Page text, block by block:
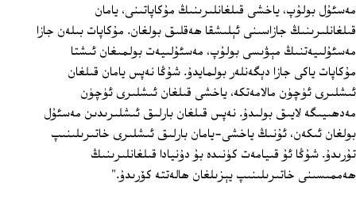
مەسئۇل بولۇپ، ياخشى قىلغانلىرىنىڭ مۇكاپاتىنى، يامان
قىلغانلىرىنىڭ جازاسىنى ئېلىشقا ھەقلىق بولغان. مۇكاپات بىلەن جازا
مەسئۇلىيەتنىڭ مېۋىسى بولۇپ، مەسئۇلىيەت بولمىغان ئىشتا
مۇكاپات ياكى جازا دېگەنلەر بولمايدۇ. شۇڭا نەپس يامان قىلغان
ئىشلىرى ئۈچۈن مالامەتكە، ياخشى قىلغان ئىشلىرى ئۈچۈن
مەدھىيىگە لايىق بولىدۇ. نەپس قىلغان بارلىق ئىشلىرىدىن مەسئۇل
بولغان ئىكەن، ئۇنىڭ ياخشى-يامان بارلىق ئىشلىرى خاتىرىلىنىپ
تۇرىدۇ. شۇڭا ئۇ قىيامەت كۈنىدە بۇ دۇنيادا قىلغانلىرىنىڭ
ھەممىسىنى خاتىرىلىنىپ يېزىلغان ھالەتتە كۆرىدۇ."